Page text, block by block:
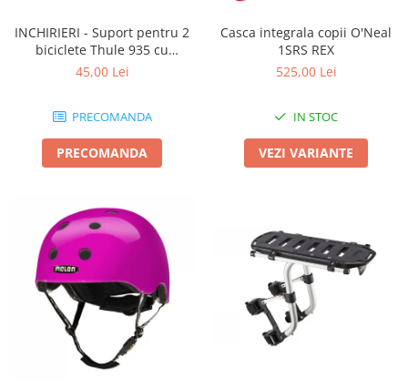
INCHIRIERI - Suport pentru 2
biciclete Thule 935 cu
prindere pe carligul de
45,00 Lei
PRECOMANDA
PRECOMANDA
Casca integrala copii O'Neal
1SRS REX
525,00 Lei
IN STOC
VEZI VARIANTE